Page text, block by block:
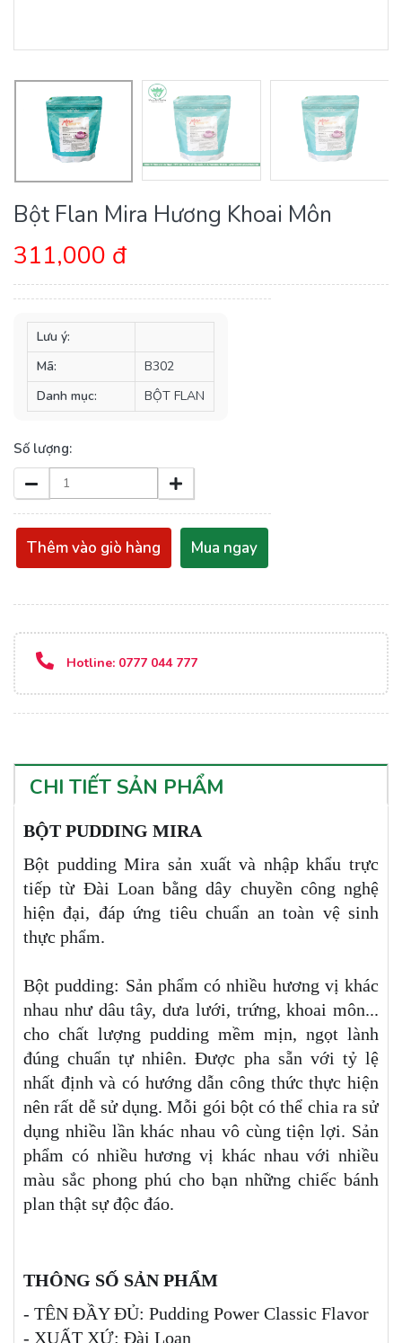
Bột Flan Mira Hương Khoai Môn
311,000 đ
Lưu ý:
Mã:
B302
Danh mục:
BỘT FLAN
Số lượng:
Thêm vào giò hàng Mua ngay
Hotline: 0777 044 777
CHI TIẾT SẢN PHẨM
BỘT PUDDING MIRA
Bột pudding Mira sản xuất và nhập khẩu trực
tiếp từ Đài Loan bằng dây chuyền công nghệ
hiện đại, đáp ứng tiêu chuẩn an toàn vệ sinh
thực phẩm.
Bột pudding: Sản phẩm có nhiều hương vị khác
nhau như dâu tây, dưa lưới, trứng, khoai môn...
cho chất lượng pudding mềm mịn, ngọt lành
đúng chuẩn tự nhiên. Được pha sẵn với tỷ lệ
nhất định và có hướng dẫn công thức thực hiện
nên rất dễ sử dụng. Mỗi gói bột có thể chia ra sử
dụng nhiều lần khác nhau vô cùng tiện lợi. Sản
phẩm có nhiều hương vị khác nhau với nhiều
màu sắc phong phú cho bạn những chiếc bánh
plan thật sự độc đáo.
THÔNG SỐ SẢN PHẨM
- TÊN ĐẦY ĐỦ: Pudding Power Classic Flavor
- XUẤT XỨ: Đài Loan